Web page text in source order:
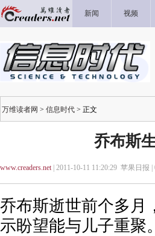
新闻 视频
万维读者网 > 信息时代 > 正文
乔布斯
www.creaders.net| 2011-10-11 11:20:29 苹果日报 |
乔布斯逝世前个多月
示盼望能与儿子重聚